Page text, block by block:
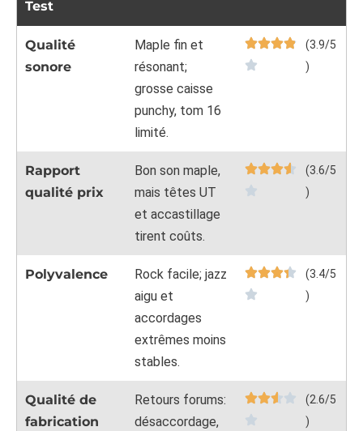
Test
Qualité
sonore
Maple fin et
résonant;
grosse caisse
punchy, tom 16
limité.
(3.9/5
)
Rapport
qualité prix
Bon son maple,
mais têtes UT
et accastillage
tirent coûts.
(3.6/5
)
Polyvalence
Rock facile; jazz
aigu et
accordages
extrêmes moins
stables.
(3.4/5
)
Qualité de
fabrication
Retours forums:
désaccordage,
(2.6/5
)